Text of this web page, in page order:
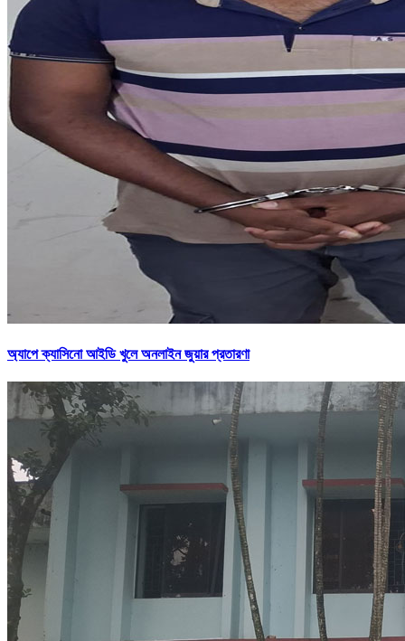
অ্যাপে ক্যাসিনো আইডি খুলে অনলাইন জুয়ার প্রতারণা